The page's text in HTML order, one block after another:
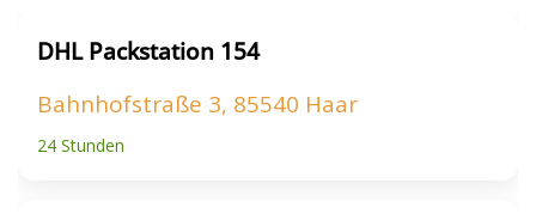
DHL Packstation 154
Bahnhofstraße 3, 85540 Haar
24 Stunden